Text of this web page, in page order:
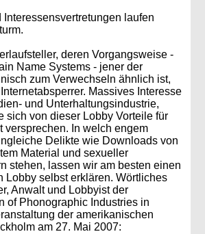
laufen
deren Vorgangsweise -
Name Systems - jener der
zum Verwechseln ähnlich ist,
Massives Interesse
und Unterhaltungsindustrie,
sich von dieser Lobby Vorteile für
versprechen. In welch engem
Delikte wie Downloads von
Material und sexueller
stehen, lassen wir am besten einen
Lobby selbst erklären. Wörtliches
Anwalt und Lobbyist der
of Phonographic Industries in
der amerikanischen
am 27. Mai 2007: